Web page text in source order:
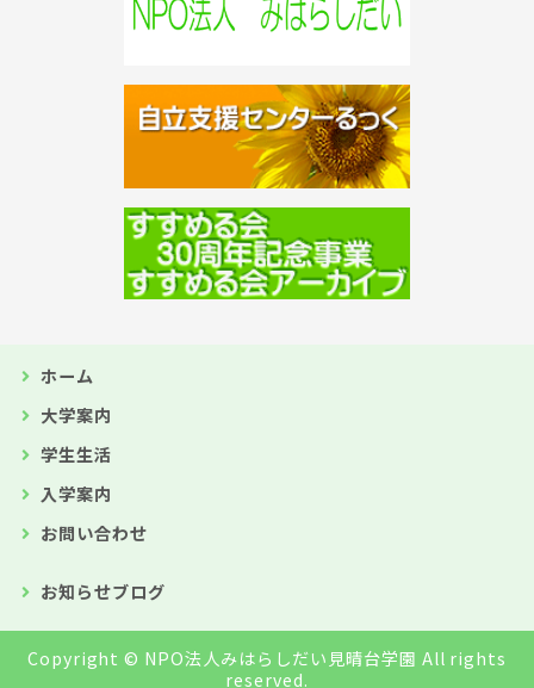
ホーム
大学案内
学生生活
入学案内
お問い合わせ
お知らせブログ
Copyright © NPO法人みはらしだい見晴台学園 All rights
reserved.